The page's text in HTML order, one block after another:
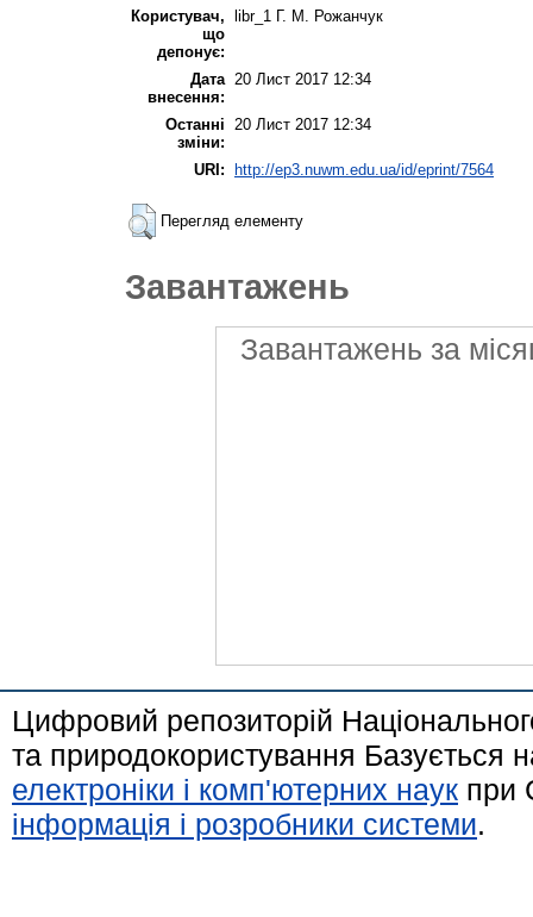
Користувач,
що
депонує:
libr_1 Г. М. Рожанчук
Дата
внесення:
20 Лист 2017 12:34
Останні
зміни:
20 Лист 2017 12:34
URI: http://ep3.nuwm.edu.ua/id/eprint/7564
Перегляд елементу
Завантажень
Завантажень за
Цифровий репозиторій
та природокористування Базується
електроніки і комп'ютерних наук при
інформація і розробники системи.